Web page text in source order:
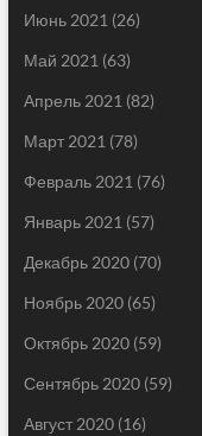
Июнь 2021 (26)
Май 2021 (63)
Апрель 2021 (82)
Март 2021 (78)
Февраль 2021 (76)
Январь 2021 (57)
Декабрь 2020(70)
Ноябрь 2020(65)
Октябрь 2020(59)
Сентябрь 2020(59)
Август 2020(16)